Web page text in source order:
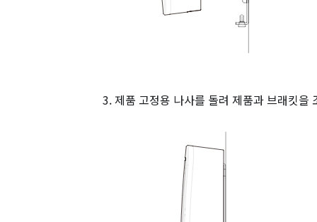
제품 고정용 나사를 돌려 제품과 브래킷을